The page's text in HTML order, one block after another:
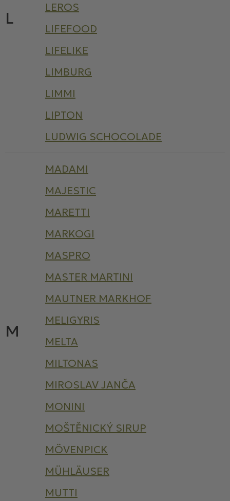
L
LEROS
LIFEFOOD
LIFELIKE
LIMBURG
LIMMI
LIPTON
LUDWIG SCHOCOLADE
M
MADAMI
MAJESTIC
MARETTI
MARKOGI
MASPRO
MASTER MARTINI
MAUTNER MARKHOF
MELIGYRIS
MELTA
MILTONAS
MIROSLAV JANČA
MONINI
MOŠTĚNICKÝ SIRUP
MÖVENPICK
MÜHLÄUSER
MUTTI